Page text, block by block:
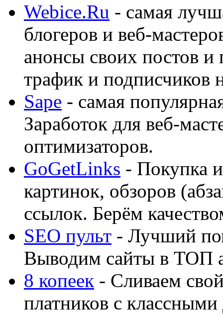
Webice.Ru - самая
блогеров и веб-
анонсы своих постов
трафик и подписчиков
Sape - самая
Заработок для веб-
оптимизаторов.
GoGetLinks - Покупка
картинок, обзоров
ссылок. Берём
SEO пульт - Лучший
Выводим сайты в ТОП
8 копеек - Сливаем
платников с